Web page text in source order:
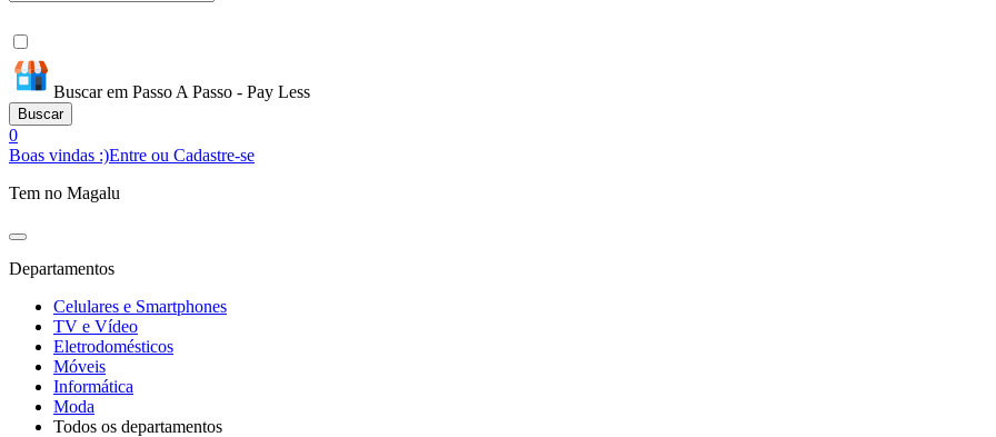
Buscar em Passo A Passo - Pay Less
Buscar
0
Boas vindas :)Entre ou Cadastre-se
Tem no Magalu
Departamentos
Celulares e Smartphones
TV e Vídeo
Eletrodomésticos
Móveis
Informática
Moda
Todos os departamentos